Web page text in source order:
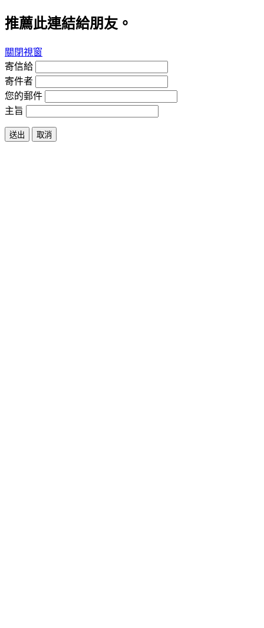
推薦此連結給朋友。
關閉視窗
寄信給
寄件者
您的郵件
主旨
送出 取消